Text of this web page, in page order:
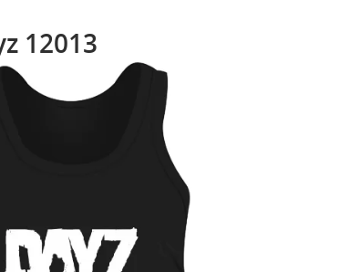
12013